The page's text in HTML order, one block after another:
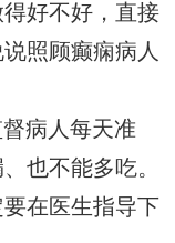
好不好，直接
照顾癫痫病人
病人每天准
也不能多吃。
在医生指导下